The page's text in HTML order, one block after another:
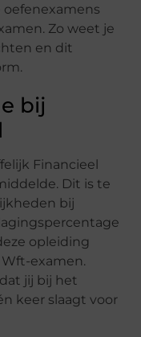
oefenexamens
Zo weet je
en dit
bij
Financieel
Dit is te
bij
opleiding
examen.
jij bij het
keer slaagt voor